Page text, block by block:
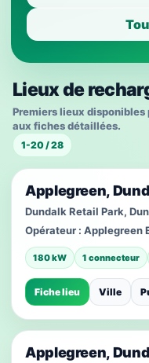
Lieux de
Premiers lieux
aux fiches détaillées.
1-20 / 28
Applegreen,
Dundalk Retail Park,
Opérateur : Applegreen
180 kW 1 connecteur
Fiche lieu Ville
Applegreen,